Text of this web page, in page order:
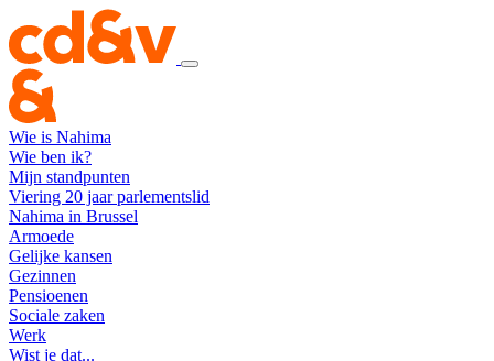
Wie is Nahima
Wie ben ik?
Mijn standpunten
Viering 20 jaar parlementslid
Nahima in Brussel
Armoede
Gelijke kansen
Gezinnen
Pensioenen
Sociale zaken
Werk
Wist je dat...